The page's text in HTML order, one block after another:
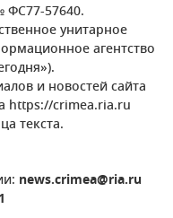
ФС77-57640.
унитарное
агентство
и новостей сайта
https://crimea.ria.ru
текста.
news.crimea@ria.ru